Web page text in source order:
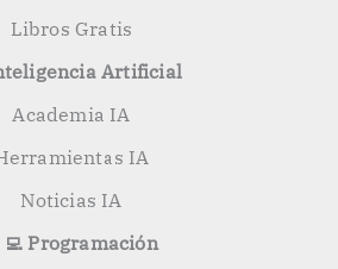
Libros Gratis
Artificial
Academia IA
IA
Noticias IA
Programación